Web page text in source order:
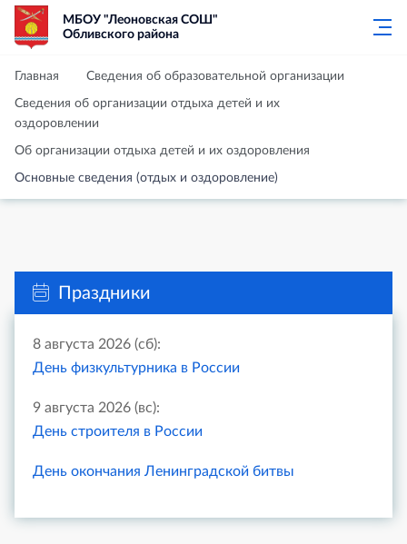
МБОУ "Леоновская СОШ"
Обливского района
Главная Сведения об образовательной организации
Сведения об организации отдыха детей и их
оздоровлении
Об организации отдыха детей и их оздоровления
Основные сведения (отдых и оздоровление)
Праздники
8 августа 2026 (сб):
День физкультурника в России
9 августа 2026 (вс):
День строителя в России
День окончания Ленинградской битвы